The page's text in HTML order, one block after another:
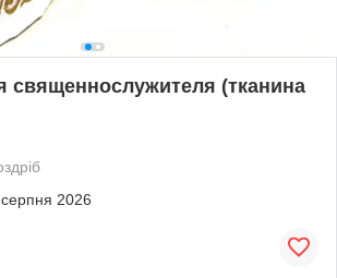
священнослужителя (тканина
2026